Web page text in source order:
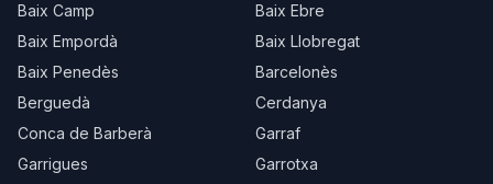
Baix Camp
Baix Ebre
Baix Empordà
Baix Llobregat
Baix Penedès
Barcelonès
Berguedà
Cerdanya
Conca de Barberà
Garraf
Garrigues
Garrotxa